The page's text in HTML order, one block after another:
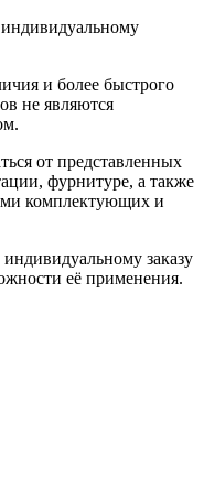
и более быстрого
не являются
от представленных
фурнитуре, а также
комплектующих и
заказу
её применения.